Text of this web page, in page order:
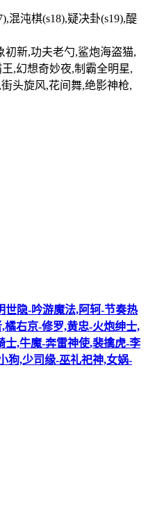
混沌棋(s18),疑决卦(s19),醍
新,功夫老勺,鲨炮海盗猫,
,幻想奇妙夜,制霸全明星,
头旋风,花间舞,绝影神枪,
世隐-吟游魔法,阿轲-节奏热
右京-修罗,黄忠-火炮绅士,
士,牛魔-奔雷神使,裴擒虎-李
狗,少司缘-巫礼祀神,女娲-